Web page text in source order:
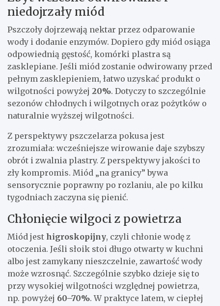
niedojrzały miód
Pszczoły dojrzewają nektar przez odparowanie
wody i dodanie enzymów. Dopiero gdy miód osiąga
odpowiednią gęstość, komórki plastra są
zasklepiane. Jeśli miód zostanie odwirowany przed
pełnym zasklepieniem, łatwo uzyskać produkt o
wilgotności powyżej 20%. Dotyczy to szczególnie
sezonów chłodnych i wilgotnych oraz pożytków o
naturalnie wyższej wilgotności.
Z perspektywy pszczelarza pokusa jest
zrozumiała: wcześniejsze wirowanie daje szybszy
obrót i zwalnia plastry. Z perspektywy jakości to
zły kompromis. Miód „na granicy” bywa
sensorycznie poprawny po rozlaniu, ale po kilku
tygodniach zaczyna się pienić.
Chłonięcie wilgoci z powietrza
Miód jest higroskopijny, czyli chłonie wodę z
otoczenia. Jeśli słoik stoi długo otwarty w kuchni
albo jest zamykany nieszczelnie, zawartość wody
może wzrosnąć. Szczególnie szybko dzieje się to
przy wysokiej wilgotności względnej powietrza,
np. powyżej 60–70%. W praktyce latem, w ciepłej